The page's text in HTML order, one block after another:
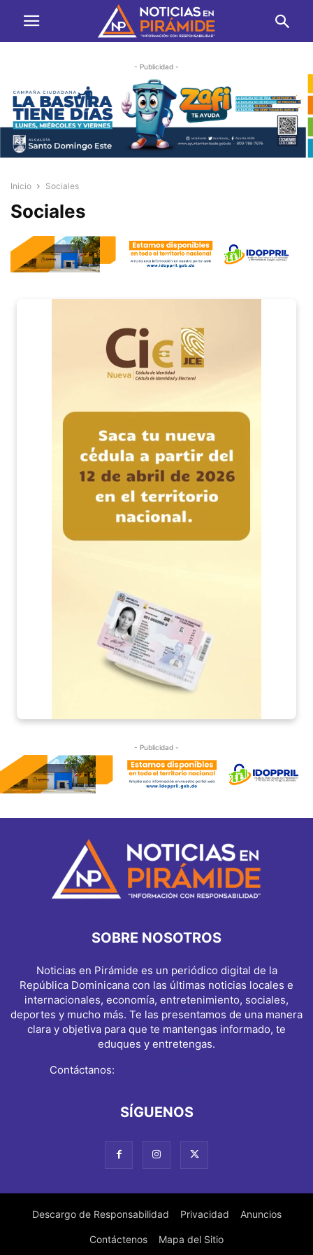
- Publicidad -
Inicio Sociales
Sociales
- Publicidad -
SOBRE NOSOTROS
Noticias en Pirámide es un periódico digital de la
República Dominicana con las últimas noticias locales e
internacionales, economía, entretenimiento, sociales,
deportes y mucho más. Te las presentamos de una manera
clara y objetiva para que te mantengas informado, te
eduques y entretengas.
Contáctanos:
SÍGUENOS
Descargo de Responsabilidad Privacidad Anuncios
Contáctenos Mapa del Sitio